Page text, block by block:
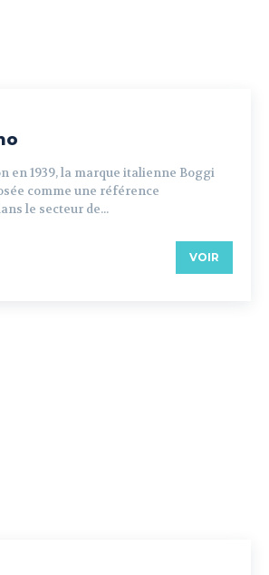
en 1939, la marque italienne Boggi
comme une référence
le secteur de...
VOIR